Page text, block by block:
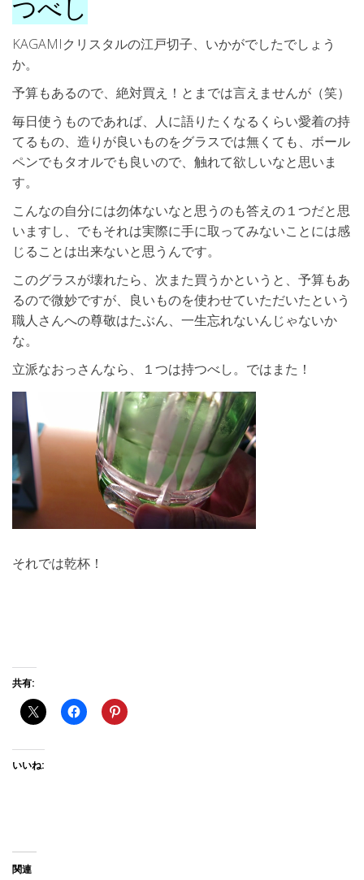
つべし
KAGAMIクリスタルの江戸切子、いかがでしたでしょう
か。
予算もあるので、絶対買え！とまでは言えませんが（笑）
毎日使うものであれば、人に語りたくなるくらい愛着の持
てるもの、造りが良いものをグラスでは無くても、ボール
ペンでもタオルでも良いので、触れて欲しいなと思いま
す。
こんなの自分には勿体ないなと思うのも答えの１つだと思
いますし、でもそれは実際に手に取ってみないことには感
じることは出来ないと思うんです。
このグラスが壊れたら、次また買うかというと、予算もあ
るので微妙ですが、良いものを使わせていただいたという
職人さんへの尊敬はたぶん、一生忘れないんじゃないか
な。
立派なおっさんなら、１つは持つべし。ではまた！
それでは乾杯！
共有:
いいね:
関連